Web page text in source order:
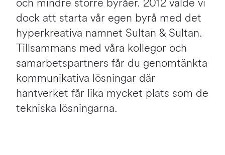
dock att starta vår egen byrå med det
hyperkreativa namnet Sultan & Sultan.
Tillsammans med våra kollegor och
samarbetspartners får du genomtänkta
kommunikativa lösningar där
hantverket får lika mycket plats som de
tekniska lösningarna.